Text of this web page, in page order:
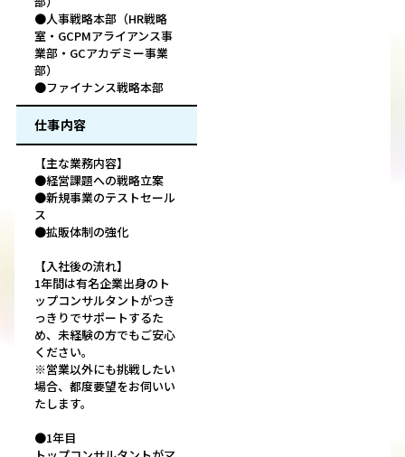
●人事戦略本部（HR戦略
室・GCPMアライアンス事
業部・GCアカデミー事業
部）
●ファイナンス戦略本部
仕事内容
【主な業務内容】
●経営課題への戦略立案
●新規事業のテストセール
ス
●拡販体制の強化
【入社後の流れ】
1年間は有名企業出身のト
ップコンサルタントがつき
っきりでサポートするた
め、未経験の方でもご安心
ください。
※営業以外にも挑戦したい
場合、都度要望をお伺いい
たします。
●1年目